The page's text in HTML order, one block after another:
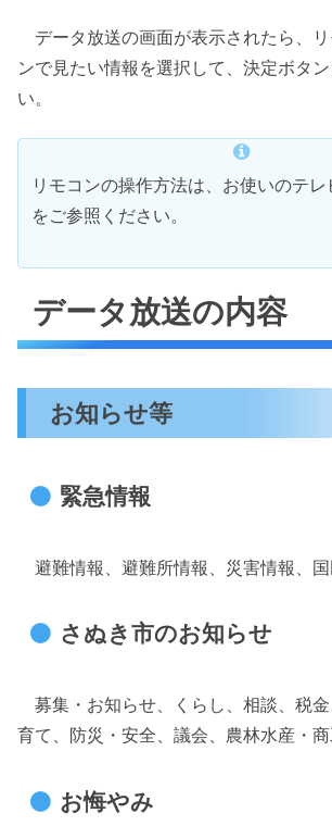
データ放送の画面が表示されたら、
ンで見たい情報を選択して、決定ボタ
い。
リモコンの操作方法は、お使いのテ
をご参照ください。
データ放送の内容
お知らせ等
緊急情報
避難情報、避難所情報、災害情報、
さぬき市のお知らせ
募集・お知らせ、くらし、相談、税
育て、防災・安全、議会、農林水産・
お悔やみ